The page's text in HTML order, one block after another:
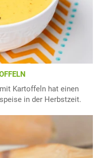
Kartoffeln hat einen
in der Herbstzeit.